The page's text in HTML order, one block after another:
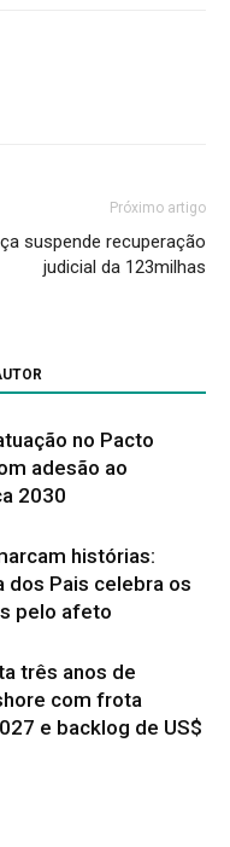
Próximo artigo
suspende recuperação
judicial da 123milhas
no Pacto
adesão ao
2030
histórias:
dos Pais celebra os
pelo afeto
três anos de
com frota
e backlog de US$